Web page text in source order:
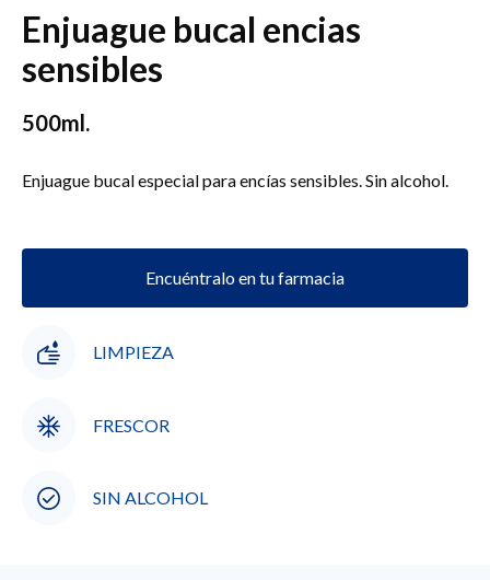
Enjuague bucal encias
sensibles
500ml.
Enjuague bucal especial para encías sensibles. Sin alcohol.
Encuéntralo en tu farmacia
LIMPIEZA
FRESCOR
SIN ALCOHOL